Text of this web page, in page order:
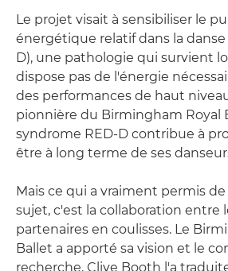
Le projet visait à sensibiliser le
énergétique relatif dans la
D), une pathologie qui survient
dispose pas de l'énergie
des performances de haut
pionnière du Birmingham Royal
syndrome RED-D contribue à
être à long terme de ses
Mais ce qui a vraiment permis
sujet, c'est la collaboration entre
partenaires en coulisses. Le
Ballet a apporté sa vision et le
recherche, Clive Booth l'a